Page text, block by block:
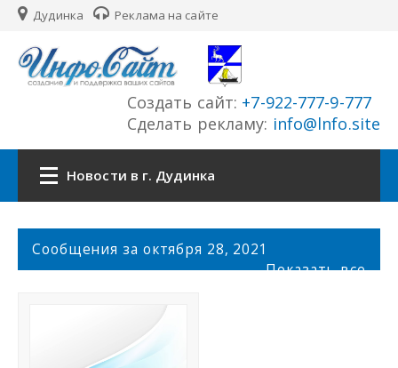
Дудинка Реклама на сайте
Создать сайт: +7-922-777-9-777
Сделать рекламу: info@lnfo.site
Новости в г. Дудинка
Главная
Сообщения за октября 28, 2021
Показать все